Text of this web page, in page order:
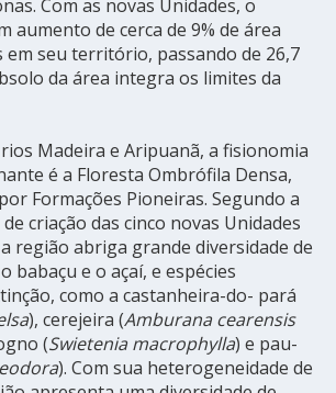
Com as novas Unidades, o
aumento de cerca de 9% de área
em seu território, passando de 26,7
da área integra os limites da
Madeira e Aripuanã, a fisionomia
é a Floresta Ombrófila Densa,
Formações Pioneiras. Segundo a
criação das cinco novas Unidades
região abriga grande diversidade de
babaçu e o açaí, e espécies
como a castanheira-do- pará
), cerejeira (Amburana cearensis
(Swietenia macrophylla) e pau-
). Com sua heterogeneidade de